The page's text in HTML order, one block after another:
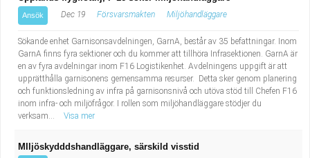
Ansök Dec 19 Försvarsmakten Miljöhandläggare
Sökande enhet Garnisonsavdelningen, GarnA, består av 35 befattningar. Inom
GarnA finns fyra sektioner och du kommer att tillhöra Infrasektionen. GarnA är
en av fyra avdelningar inom F16 Logistikenhet. Avdelningens uppgift är att
upprätthålla garnisonens gemensamma resurser. Detta sker genom planering
och funktionsledning av infra på garnisonsnivå och utöva stöd till Chefen F16
inom infra- och miljöfrågor. I rollen som miljöhandläggare stödjer du
verksam...
Visa mer
MIljöskydddshandläggare, särskild visstid